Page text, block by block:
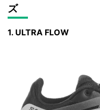
ズ
1. ULTRA FLOW